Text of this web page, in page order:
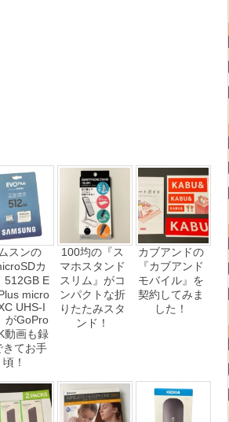
スンの
カ
512GB E
micro
UHS-I
がGoPro
動画も録
きてお手
頃！
100均の『ス
マホスタンド
スリム』がコ
ンパクトな折
りたたみスタ
ンド！
カブアンドの
『カブアンド
モバイル』を
契約してみま
した！